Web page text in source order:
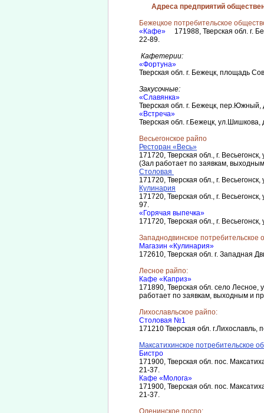
Адреса предприятий
Бежецкое потребительское
«Кафе» 171988, Тверская обл. г.
22-89.
Кафетерии:
«Фортуна»
Тверская обл. г. Бежецк, площадь
Закусочные:
«Славянка»
Тверская обл. г. Бежецк,
«Встреча»
Тверская обл. г.Бежецк,
Весьегонское райпо
Ресторан «Весь»
171720, Тверская обл., г.
(Зал работает по заявкам,
Столовая
171720, Тверская обл., г.
Кулинария
171720, Тверская обл., г.
97.
«Горячая выпечка»
171720, Тверская обл., г.
Западнодвинское потребительское
Магазин «Кулинария»
172610, Тверская обл. г. Западная
Лесное райпо:
Кафе «Каприз»
171890, Тверская обл. село Лесное,
работает по заявкам, выходным и
Лихославльское райпо:
Столовая №1
171210 Тверская обл.
Максатихинское потребительское
Бистро
171900, Тверская обл. пос.
21-37.
Кафе «Молога»
171900, Тверская обл. пос.
21-37.
Оленинское поспо: